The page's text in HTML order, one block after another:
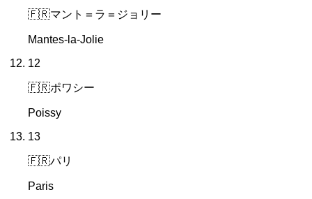
🇫🇷マント＝ラ＝ジョリー
Mantes-la-Jolie
12
🇫🇷ポワシー
Poissy
13
🇫🇷パリ
Paris